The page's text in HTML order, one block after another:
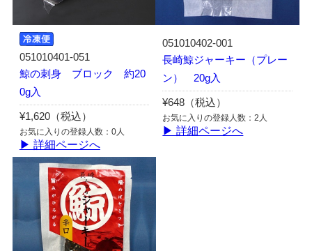
051010401-051
鯨の刺身 ブロック 約20
0g入
¥1,620（税込）
お気に入りの登録人数：0人
▶ 詳細ページへ
051010402-001
長崎鯨ジャーキー（プレー
ン） 20g入
¥648（税込）
お気に入りの登録人数：2人
▶ 詳細ページへ